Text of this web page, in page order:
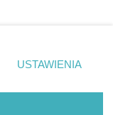
prywatności
zgody
się takiemu
USTAWIENIA